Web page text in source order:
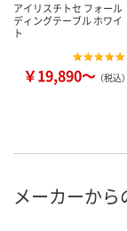
アイリスチトセ フォール
ディングテーブル ホワイ
ト
￥19,890～ （税込）
メーカーか